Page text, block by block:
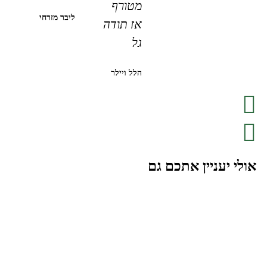
מטורף
אז תודה
גל
הלל ויילר
ליבר מזרחי
אולי יעניין אתכם גם